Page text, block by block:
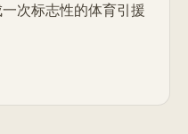
次标志性的体育引援